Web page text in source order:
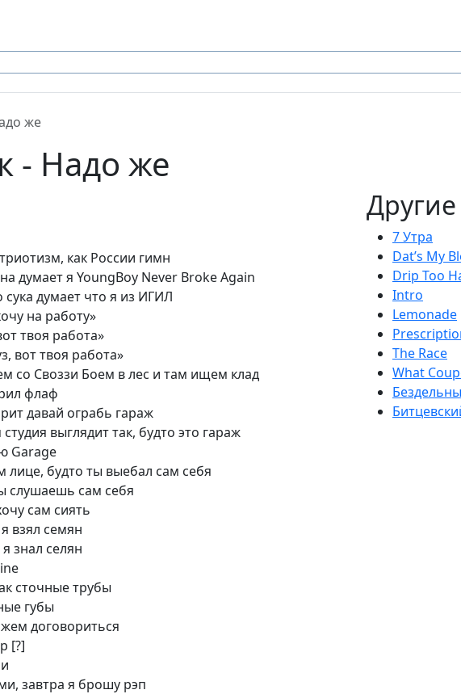
же
- Надо же
как России гимн
думает я YoungBoy Never Broke Again
думает что я из ИГИЛ
на работу»
твоя работа»
вот твоя работа»
со Своззи Боем в лес и там ищем клад
флаф
давай ограбь гараж
выглядит так, будто это гараж
Garage
лице, будто ты выебал сам себя
слушаешь сам себя
сам сиять
взял семян
знал селян
сточные трубы
губы
договориться
[?]
завтра я брошу рэп
7 Утра
Dat’s My
Drip Too
Intro
Lemonade
The Race
What